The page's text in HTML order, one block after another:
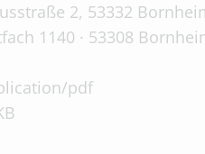
2, 53332
1140 · 53308
pdf